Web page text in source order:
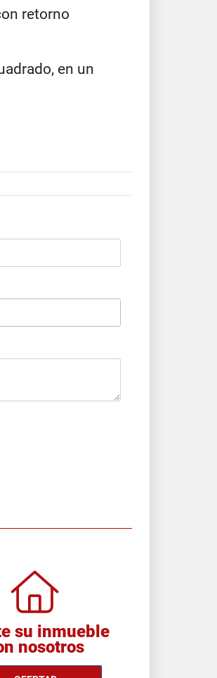
retorno
en un
su inmueble
nosotros